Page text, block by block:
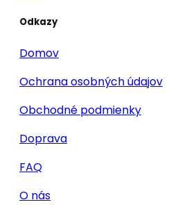
Odkazy
Domov
Ochrana osobných údajov
Obchodné podmienky
Doprava
FAQ
O nás